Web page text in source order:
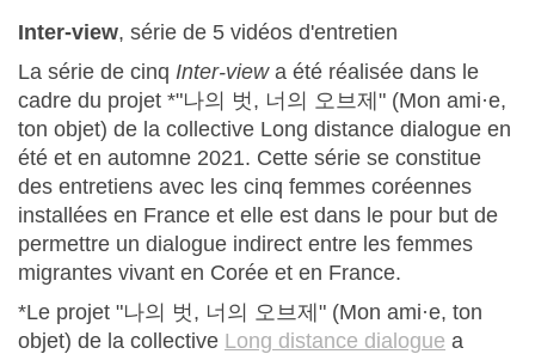
Inter-view, série de 5 vidéos d'entretien
La série de cinq Inter-viewa été réalisée dans le
cadre du projet *"나의 벗, 너의 오브제" (Mon ami·e,
ton objet) de la collective Long distance dialogue en
été et en automne 2021. Cette série se constitue
des entretiens avec les cinq femmes coréennes
installées en France et elle est dans le pour but de
permettre un dialogue indirect entre les femmes
migrantes vivant en Corée et en France.
*Le projet "나의 벗, 너의 오브제" (Mon ami·e, ton
objet) de la collective Long distance dialogue a